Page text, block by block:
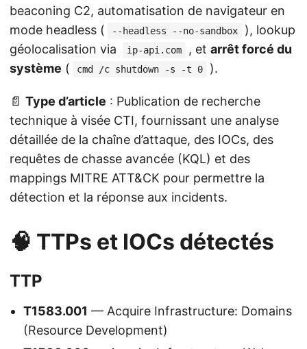
beaconing C2, automatisation de navigateur en
mode headless (
--headless --no-sandbox
), lookup
géolocalisation via
ip-api.com , et arrêt forcé du
système ( cmd /c shutdown -s -t 0 ).
📄 Type d’article : Publication de recherche
technique à visée CTI, fournissant une analyse
détaillée de la chaîne d’attaque, des IOCs, des
requêtes de chasse avancée (KQL) et des
mappings MITRE ATT&CK pour permettre la
détection et la réponse aux incidents.
🧠 TTPs et IOCs détectés
TTP
T1583.001 — Acquire Infrastructure: Domains
(Resource Development)